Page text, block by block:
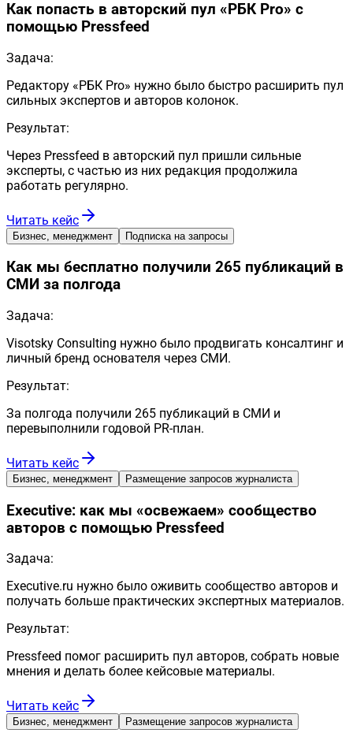
Как попасть в авторский пул «РБК Pro» с
помощью Pressfeed
Задача:
Редактору «РБК Pro» нужно было быстро расширить пул
сильных экспертов и авторов колонок.
Результат:
Через Pressfeed в авторский пул пришли сильные
эксперты, с частью из них редакция продолжила
работать регулярно.
Читать кейс
Бизнес, менеджмент Подписка на запросы
Как мы бесплатно получили 265 публикаций в
СМИ за полгода
Задача:
Visotsky Consulting нужно было продвигать консалтинг и
личный бренд основателя через СМИ.
Результат:
За полгода получили 265 публикаций в СМИ и
перевыполнили годовой PR-план.
Читать кейс
Бизнес, менеджмент Размещение запросов журналиста
Executive: как мы «освежаем» сообщество
авторов с помощью Pressfeed
Задача:
Executive.ru нужно было оживить сообщество авторов и
получать больше практических экспертных материалов.
Результат:
Pressfeed помог расширить пул авторов, собрать новые
мнения и делать более кейсовые материалы.
Читать кейс
Бизнес, менеджмент Размещение запросов журналиста